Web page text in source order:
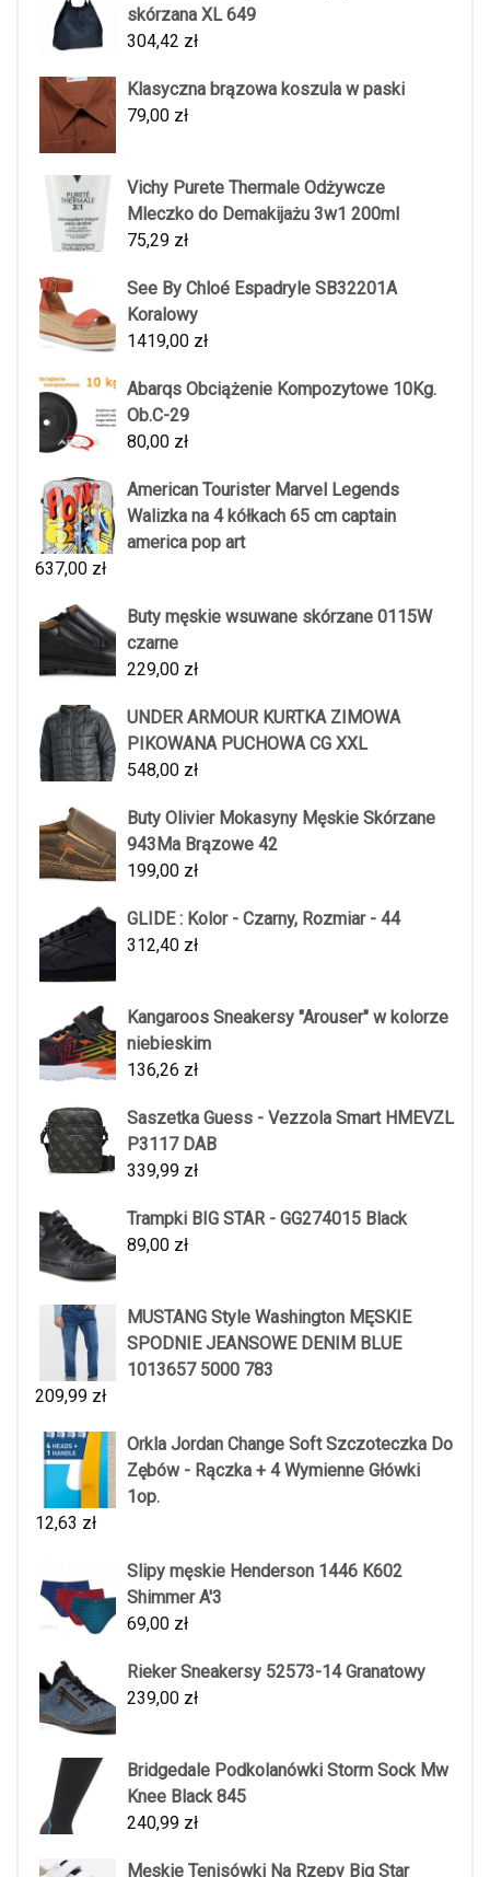
skórzana XL 649
304,42 zł
Klasyczna brązowa koszula w paski
79,00 zł
Vichy Purete Thermale Odżywcze
Mleczko do Demakijażu 3w1 200ml
75,29 zł
See By Chloé Espadryle SB32201A
Koralowy
1419,00 zł
Abarqs Obciążenie Kompozytowe 10Kg.
Ob.C-29
80,00 zł
American Tourister Marvel Legends
Walizka na 4 kółkach 65 cm captain
america pop art
637,00 zł
Buty męskie wsuwane skórzane 0115W
czarne
229,00 zł
UNDER ARMOUR KURTKA ZIMOWA
PIKOWANA PUCHOWA CG XXL
548,00 zł
Buty Olivier Mokasyny Męskie Skórzane
943Ma Brązowe 42
199,00 zł
GLIDE : Kolor - Czarny, Rozmiar - 44
312,40 zł
Kangaroos Sneakersy "Arouser" w kolorze
niebieskim
136,26 zł
Saszetka Guess - Vezzola Smart HMEVZL
P3117 DAB
339,99 zł
Trampki BIG STAR - GG274015 Black
89,00 zł
MUSTANG Style Washington MĘSKIE
SPODNIE JEANSOWE DENIM BLUE
1013657 5000 783
209,99 zł
Orkla Jordan Change Soft Szczoteczka Do
Zębów - Rączka + 4 Wymienne Główki
1op.
12,63 zł
Slipy męskie Henderson 1446 K602
Shimmer A'3
69,00 zł
Rieker Sneakersy 52573-14 Granatowy
239,00 zł
Bridgedale Podkolanówki Storm Sock Mw
Knee Black 845
240,99 zł
Męskie Tenisówki Na Rzepy Big Star